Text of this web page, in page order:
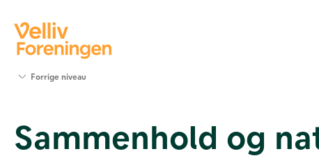
Værktøjer
og viden
Forrige niveau
Sammenhold og